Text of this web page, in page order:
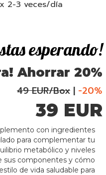
2-3 veces/día
esperando!
Ahorrar 20%
49 EUR/Box | -20%
39 EUR
con ingredientes
para complementar tu
metabólico y niveles
sus componentes y cómo
de vida saludable para